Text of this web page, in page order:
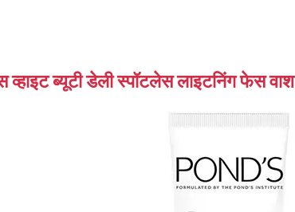
व्हाइट ब्यूटी डेली स्पॉटलेस लाइटनिंग फेस वाश